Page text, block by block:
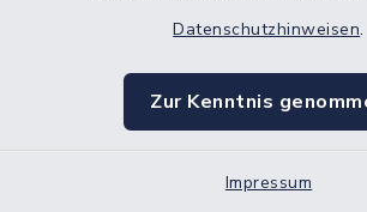
Datenschutzhinweisen.
Zur Kenntnis
Impressum
BENKOSS
Bahnhofstraße 5, 24594